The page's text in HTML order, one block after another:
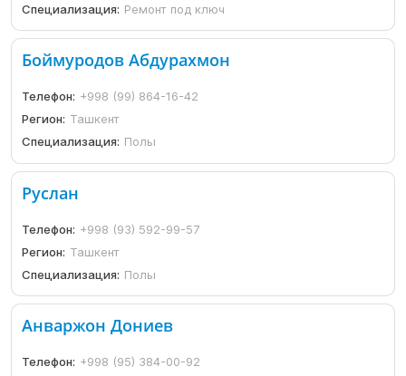
Специализация: Ремонт под ключ
Боймуродов Абдурахмон
Телефон: +998 (99) 864-16-42
Регион: Ташкент
Специализация: Полы
Руслан
Телефон: +998 (93) 592-99-57
Регион: Ташкент
Специализация: Полы
Анваржон Дониев
Телефон: +998 (95) 384-00-92